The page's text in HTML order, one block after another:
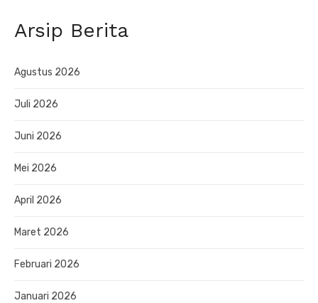
Arsip Berita
Agustus 2026
Juli 2026
Juni 2026
Mei 2026
April 2026
Maret 2026
Februari 2026
Januari 2026